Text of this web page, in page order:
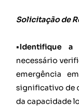
Solicitação de
•Identifique a
necessário
emergência
significativo de
da capacidade